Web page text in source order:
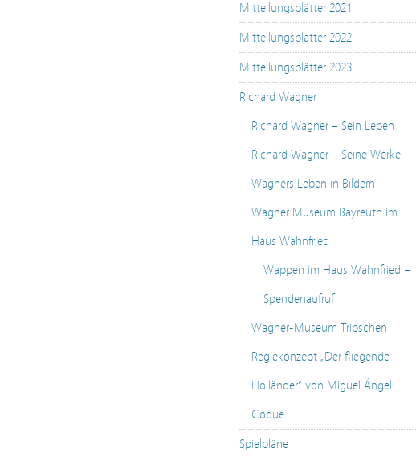
Mitteilungsblätter 2021
Mitteilungsblätter 2022
Mitteilungsblätter 2023
Richard Wagner
Richard Wagner – Sein Leben
Richard Wagner – Seine Werke
Wagners Leben in Bildern
Wagner Museum Bayreuth im
Haus Wahnfried
Wappen im Haus Wahnfried –
Spendenaufruf
Wagner-Museum Tribschen
Regiekonzept „Der fliegende
Holländer“ von Miguel Ángel
Coque
Spielpläne